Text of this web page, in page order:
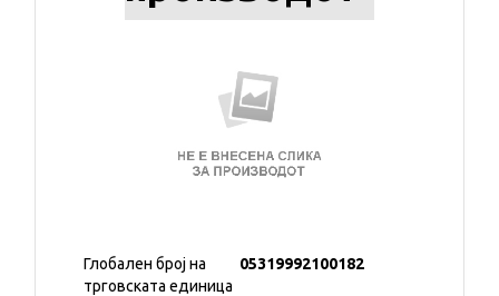
Глобален број на
трговската единица
05319992100182